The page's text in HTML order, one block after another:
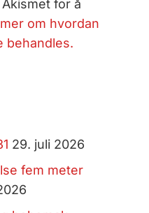
for å
om hvordan
behandles.
29. juli 2026
fem meter